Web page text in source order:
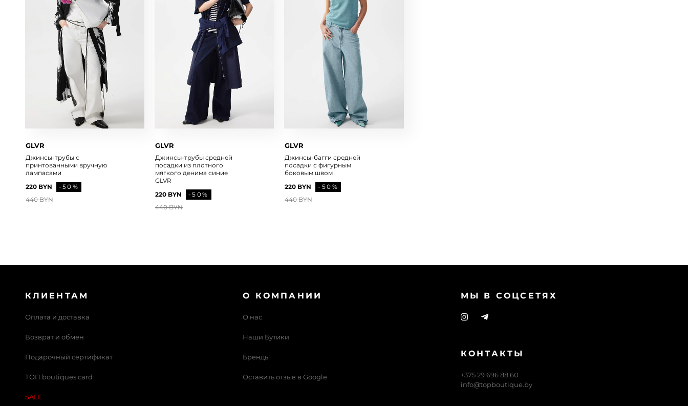
GLVR
Джинсы-трубы с
принтованными вручную
лампасами
220 BYN
-50%
440 BYN
GLVR
Джинсы-трубы средней
посадки из плотного
мягкого денима синие
GLVR
220 BYN
-50%
440 BYN
GLVR
Джинсы-багги средней
посадки с фигурным
боковым швом
220 BYN
-50%
440 BYN
КЛИЕНТАМ
Оплата и доставка
Возврат и обмен
Подарочный сертификат
ТОП boutiques card
SALE
О КОМПАНИИ
О нас
Наши Бутики
Бренды
Оставить отзыв в Google
МЫ В СОЦСЕТЯХ
КОНТАКТЫ
+375 29 696 88 60
info@topboutique.by